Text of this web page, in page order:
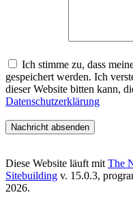
Ich stimme zu, dass
gespeichert werden. Ich
dieser Website bitten kann,
Datenschutzerklärung
Diese Website läuft mit The
Sitebuilding v. 15.0.3,
2026.